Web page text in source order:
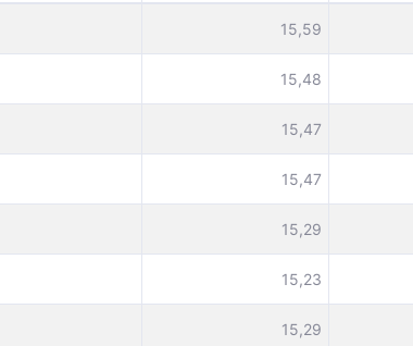
15,59
15,48
15,47
15,47
15,29
15,23
15,29